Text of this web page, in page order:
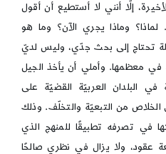
إلّا أنني لا أستطيع أن أقول
وماذا يجري الآن؟ وما هو
تحتاج إلى بحث جدّي، وليس لديّ
في معظمها. وأملي أن يأخذ الجيل
في البلدان العربيّة القضيّة على
من التبعيّة والتخلّف. وذلك
في تصرفه تطبيقًا للمنهج الذي
عقود، ولا يزال في نظري صالحًا